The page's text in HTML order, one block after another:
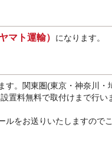
マト運輸） になります。
す。関東圏(東京・神奈川・
置料無料で取付けまで行い
ルをお送りいたしますので